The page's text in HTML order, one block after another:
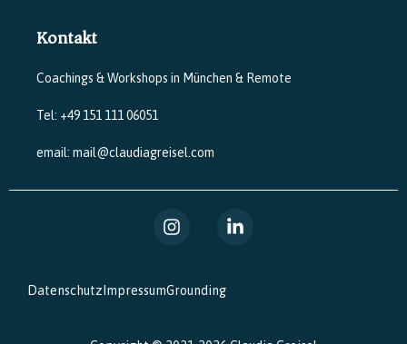
Kontakt
Coachings & Workshops in München & Remote
Tel: +49 151 111 06051
email: mail@claudiagreisel.com
DatenschutzImpressumGrounding